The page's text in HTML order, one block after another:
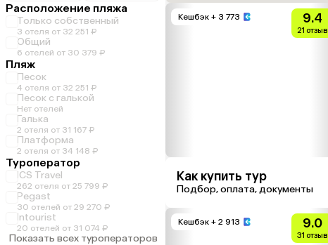
Расположение пляжа
Только собственный
3 отеля от 32 251 ₽
Общий
6 отелей от 30 379 ₽
Пляж
Песок
4 отеля от 32 251 ₽
Песок с галькой
Нет отелей
Галька
2 отеля от 31 167 ₽
Платформа
2 отеля от 34 148 ₽
Туроператор
ICS Travel
262 отеля от 25 799 ₽
Pegast
30 отелей от 29 270 ₽
Intourist
20 отелей от 31 074 ₽
Показать всех туроператоров
Кешбэк + 3 773 9.4
21 отзыв
Как купить тур
Подбор, оплата, документы
Кешбэк + 2 913 9.0
31 отзыв